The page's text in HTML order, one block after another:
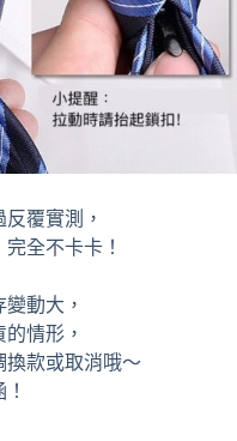
覆實測，
全不卡卡！
動大，
情形，
換款或取消哦～